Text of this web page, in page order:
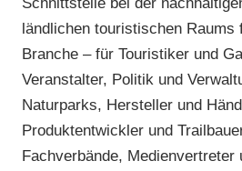
ländlichen touristischen Raums
Branche – für Touristiker und
Veranstalter, Politik und
Naturparks, Hersteller und
Produktentwickler und
Fachverbände, Medienvertreter